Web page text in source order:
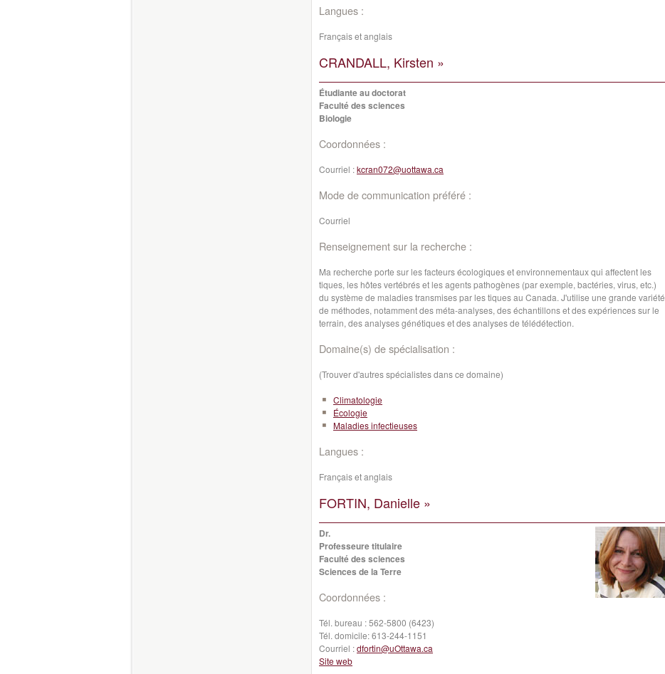
Langues :
Français et anglais
CRANDALL, Kirsten »
Étudiante au doctorat
Faculté des sciences
Biologie
Coordonnées :
Courriel :kcran072@uottawa.ca
Mode de communication préféré :
Courriel
Renseignement sur la recherche :
Ma recherche porte sur les facteurs écologiques et environnementaux qui affectent les
tiques, les hôtes vertébrés et les agents pathogènes (par exemple, bactéries, virus, etc.)
du système de maladies transmises par les tiques au Canada. J'utilise une grande variété
de méthodes, notamment des méta-analyses, des échantillons et des expériences sur le
terrain, des analyses génétiques et des analyses de télédétection.
Domaine(s) de spécialisation :
(Trouver d'autres spécialistes dans ce domaine)
Climatologie
Écologie
Maladies infectieuses
Langues :
Français et anglais
FORTIN, Danielle »
Dr.
Professeure titulaire
Faculté des sciences
Sciences de la Terre
Coordonnées :
Tél. bureau :562-5800 (6423)
Tél. domicile:613-244-1151
Courriel :dfortin@uOttawa.ca
Site web